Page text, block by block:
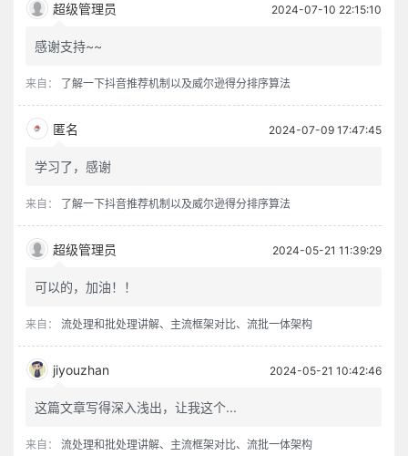
超级管理员 2024-07-10 22:15:10
感谢支持~~
来自： 了解一下抖音推荐机制以及威尔逊得分排序算法
匿名 2024-07-09 17:47:45
学习了，感谢
来自： 了解一下抖音推荐机制以及威尔逊得分排序算法
超级管理员 2024-05-21 11:39:29
可以的，加油！！
来自： 流处理和批处理讲解、主流框架对比、流批一体架构
jiyouzhan 2024-05-21 10:42:46
这篇文章写得深入浅出，让我这个...
来自： 流处理和批处理讲解、主流框架对比、流批一体架构